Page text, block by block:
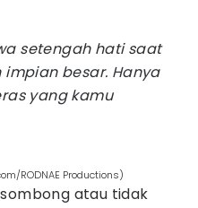
setengah hati saat
besar. Hanya
yang kamu
RODNAE Productions)
atau tidak